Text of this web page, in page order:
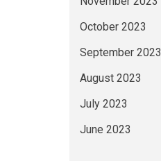
October 2023
September 2023
August 2023
July 2023
June 2023